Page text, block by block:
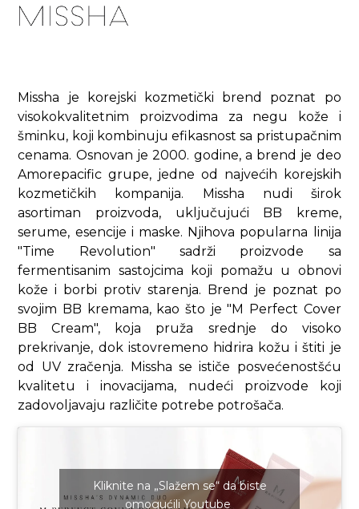
Missha je korejski kozmetički brend poznat po
visokokvalitetnim proizvodima za negu kože i
šminku, koji kombinuju efikasnost sa pristupačnim
cenama. Osnovan je 2000. godine, a brend je deo
Amorepacific grupe, jedne od najvećih korejskih
kozmetičkih kompanija. Missha nudi širok
asortiman proizvoda, uključujući BB kreme,
serume, esencije i maske. Njihova popularna linija
"Time Revolution" sadrži proizvode sa
fermentisanim sastojcima koji pomažu u obnovi
kože i borbi protiv starenja. Brend je poznat po
svojim BB kremama, kao što je "M Perfect Cover
BB Cream", koja pruža srednje do visoko
prekrivanje, dok istovremeno hidrira kožu i štiti je
od UV zračenja. Missha se ističe posvećenostšću
kvalitetu i inovacijama, nudeći proizvode koji
zadovoljavaju različite potrebe potrošača.
Kliknite na „Slažem se“ da biste
omogućili Youtube